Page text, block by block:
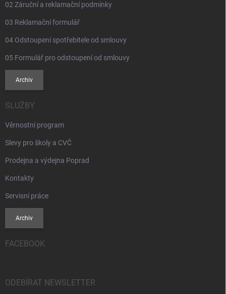
02 Záruční a reklamační podmínky
03 Reklamační formulář
04 Odstoupení spotřebitele od smlouvy
05 Formulář pro odstoupení od smlouvy
Archiv
SLUŽBY
Věrnostní program
Slevy pro školy a CVČ
Prodejna a výdejna Poprad
Kontakty
Servisní práce
Archiv
FACEBOOK
ODEBÍRAT NEWSLETTER